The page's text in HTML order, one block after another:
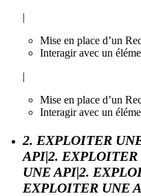
|
Mise en place d’un
Interagir avec un
|
Mise en place d’un
Interagir avec un
2. EXPLOITER
API|2.
UNE API|2.
EXPLOITER UNE